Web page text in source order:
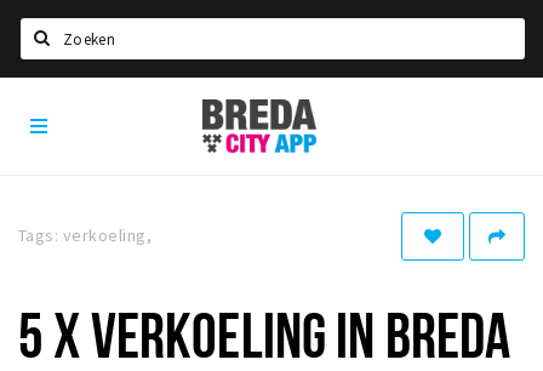
Home
Eten
Breda
City
App
Tags: verkoeling,
5 X VERKOELING IN BREDA